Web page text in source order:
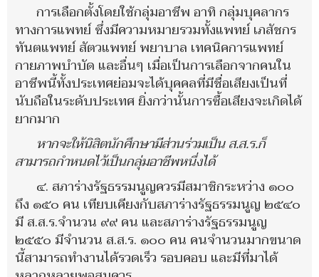
การเลือกตั้งโดยใช้กลุ่มอาชีพ อาทิ กลุ่มบุคลากร
ทางการแพทย์ ซึ่งมีความหมายรวมทั้งแพทย์ เภสัชกร
ทันตแพทย์ สัตวแพทย์ พยาบาล เทคนิคการแพทย์
กายภาพบำบัด และอื่นๆ เมื่อเป็นการเลือกจากคนใน
อาชีพนี้ทั้งประเทศย่อมจะได้บุคคลที่มีชื่อเสียงเป็นที่
นับถือในระดับประเทศ ยิ่งกว่านั้นการซื้อเสียงจะเกิดได้
ยากมาก
หากจะให้นิสิตนักศึกษามีส่วนร่วมเป็น ส.ส.ร.ก็
สามารถกำหนดไว้เป็นกลุ่มอาชีพหนึ่งได้
๔. สภาร่างรัฐธรรมนูญควรมีสมาชิกระหว่าง ๑๐๐
ถึง ๑๕๐ คน เทียบเคียงกับสภาร่างรัฐธรรมนูญ ๒๕๔๐
มี ส.ส.ร.จำนวน ๙๙ คน และสภาร่างรัฐธรรมนูญ
๒๕๕๐ มีจำนวน ส.ส.ร. ๑๐๐ คน คนจำนวนมากขนาด
นี้สามารถทำงานได้รวดเร็ว รอบคอบ และมีที่มาได้